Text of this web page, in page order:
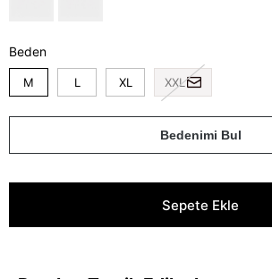
Beden
M L XL XXL
Bedenimi Bul